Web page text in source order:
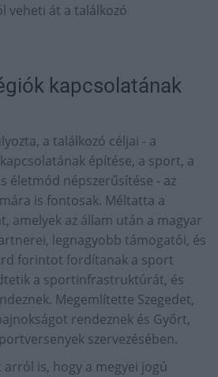
veheti át a találkozó
kapcsolatának
a találkozó céljai - a
építése, a sport, a
életmód népszerűsítése - az
is fontosak. Méltatta a
amelyek az állam után a magyar
legnagyobb támogatói, és
forintot fordítanak a sport
a sportinfrastruktúrát, és
Megemlítette Szegedet,
rendeznek és Győrt,
szervezésében.
is, hogy a megyei jogú